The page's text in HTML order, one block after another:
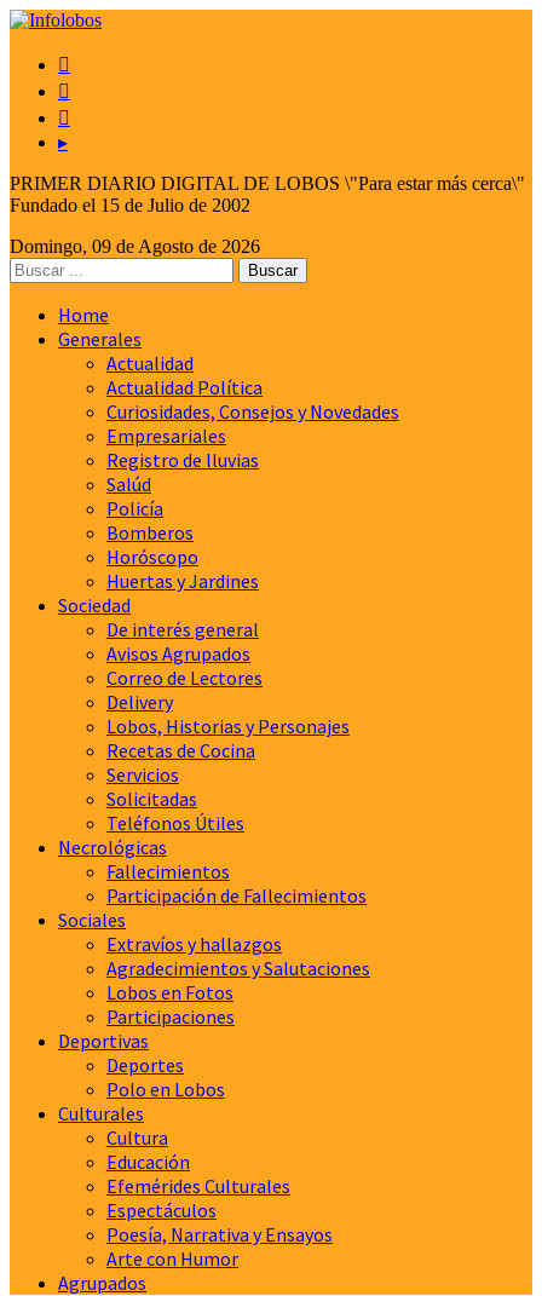



▸
PRIMER DIARIO DIGITAL DE LOBOS \"Para estar más cerca\"
Fundado el 15 de Julio de 2002
Domingo, 09 de Agosto de 2026
Home
Generales
Actualidad
Actualidad Política
Curiosidades, Consejos y Novedades
Empresariales
Registro de lluvias
Salúd
Policía
Bomberos
Horóscopo
Huertas y Jardines
Sociedad
De interés general
Avisos Agrupados
Correo de Lectores
Delivery
Lobos, Historias y Personajes
Recetas de Cocina
Servicios
Solicitadas
Teléfonos Útiles
Necrológicas
Fallecimientos
Participación de Fallecimientos
Sociales
Extravíos y hallazgos
Agradecimientos y Salutaciones
Lobos en Fotos
Participaciones
Deportivas
Deportes
Polo en Lobos
Culturales
Cultura
Educación
Efemérides Culturales
Espectáculos
Poesía, Narrativa y Ensayos
Arte con Humor
Agrupados